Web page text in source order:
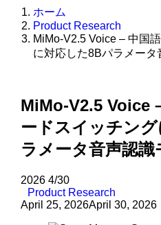
ホーム
Product Research
MiMo-V2.5 Voice – 中国
に対応した8Bパラメータ
MiMo-V2.5 Voice
ードスイッチン
ラメータ音声認識
2026 4/30
Product Research
April 25, 2026April 30, 2026